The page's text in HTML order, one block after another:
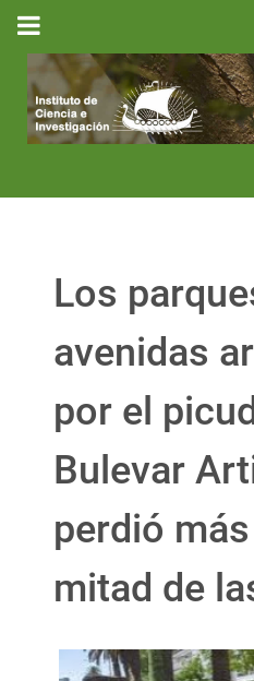
Los
avenidas
por el
Bulevar
perdió
mitad de